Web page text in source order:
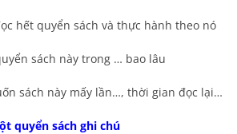
quyển sách và thực hành theo nó
sách này trong … bao lâu
sách này mấy lần…, thời gian đọc lại…
quyển sách ghi chú